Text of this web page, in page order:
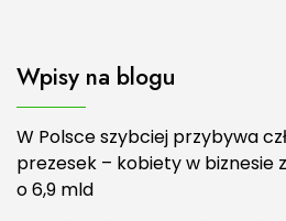
Wpisy na blogu
W Polsce szybciej przybywa
prezesek – kobiety w biznesie
o 6,9 mld